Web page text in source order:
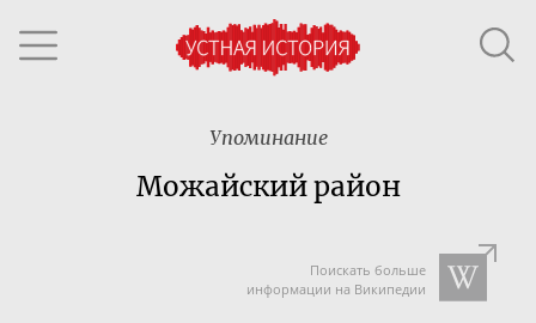
Упоминание
Можайский район
Поискать больше
информации на Википедии